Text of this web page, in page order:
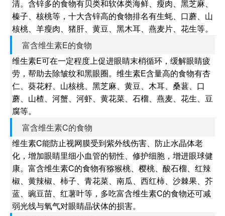
清。含锌多的食物有贝类和软体类海鲜、瘦肉、黑芝麻、
榛子、核桃等，十大含锌高的食物排名有生蚝、口蘑、山
核桃、羊瘦肉、猪肝、黄豆、黑木耳、燕麦片、花生等。
富含维生素E的食物
维生素E可在一定程度上促进眼睛末梢循环，缓解眼睛疲
劳，帮助去除皱纹和黑眼圈。维生素E含量高的食物有杏
仁、葵花籽、山核桃、黑芝麻、黄豆、木耳、桑葚、口
蘑、山楂、河蟹、河虾、黄花菜、石榴、燕麦、花生、豆
腐等。
富含维生素C的食物
维生素C能防止视网膜受到紫外线伤害、防止水晶体老
化，增加眼睛里细小血管的韧性、修护细胞，增进眼球健
康。富含维生素C的食物有猕猴桃、樱桃、酸石榴、红辣
椒、黄辣椒、柿子、青花菜、南瓜、西红柿、沙棘果、芥
蓝、豌豆苗、红薯叶等，多吃富含维生素C的食物还可减
弱光线与氧气对眼睛晶状体的损害。